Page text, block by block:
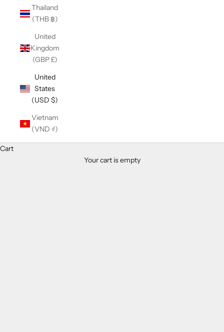
Thailand
(THB ฿)
United
Kingdom
(GBP £)
United
States
(USD $)
Vietnam
(VND ₫)
Cart
Your cart is empty
LEATHER CRAFT KNIFE